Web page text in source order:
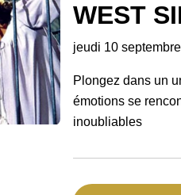
WEST
jeudi 10
Plongez dans un
émotions se
inoubliables